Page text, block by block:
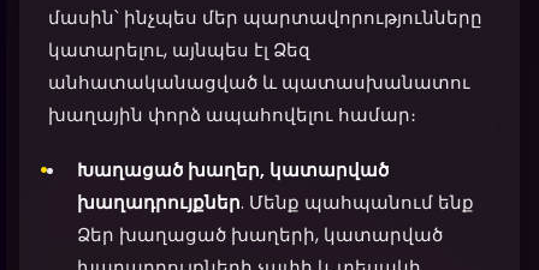
մասին՝ ինչպես մեր պարտավորությունները
կատարելու, այնպես էլ Ձեզ
անհատականացված և պատասխանատու
խաղային փորձ ապահովելու համար։
Խաղացած խաղեր, կատարված
խաղադրույքներ. Մենք պահպանում ենք
Ձեր խաղացած խաղերի, կատարված